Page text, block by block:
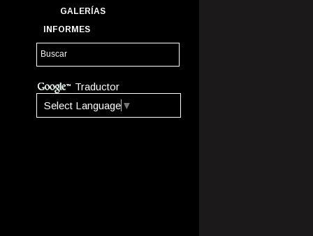
GALERÍAS
INFORMES
Traductor
Select Language ▼